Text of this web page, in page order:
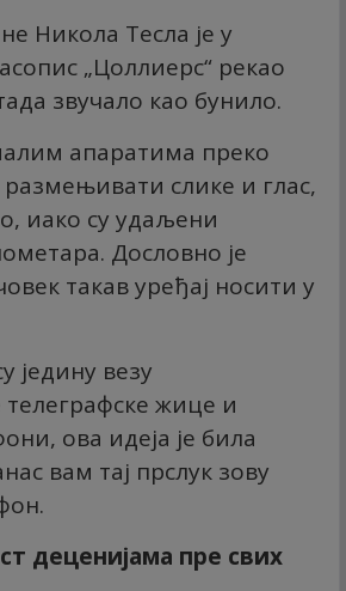
Никола Тесла је у
„Цоллиерс“ рекао
звучало као бунило.
апаратима преко
слике и глас,
иако су удаљени
Дословно је
такав уређај носити у
једину везу
жице и
ова идеја је била
вам тај прслук зову
деценијама пре свих